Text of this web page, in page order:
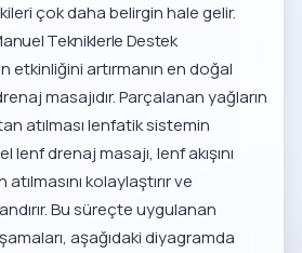
çok daha belirgin hale gelir.
Tekniklerle Destek
etkinliğini artırmanın en doğal
masajıdır. Parçalanan yağların
atılması lenfatik sistemin
lenf drenaj masajı, lenf akışını
kolaylaştırır ve
Bu süreçte uygulanan
aşağıdaki diyagramda